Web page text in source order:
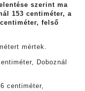
szerint ma
153 centiméter, a
felső
mértek.
Doboznál
centiméter,